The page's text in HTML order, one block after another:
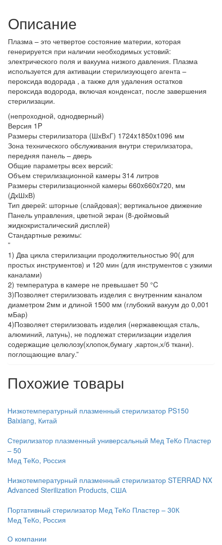
Описание
Плазма – это четвертое состояние материи, которая
генерируется при наличии необходимых устовий:
электрического поля и вакуума низкого давления. Плазма
используется для активации стерилизующего агента –
пероксида водорада , а также для удаления остатков
пероксида водорода, включая конденсат, после завершения
стерилизации.
(непроходной, однодверный)
Версия 1P
Размеры стерилизатора (ШхВхГ) 1724x1850x1096 мм
Зона технического обслуживания внутри стерилизатора,
передняя панель – дверь
Общие параметры всех версий:
Объем стерилизационной камеры 314 литров
Размеры стерилизационной камеры 660x660x720, мм
(ДхШхВ)
Тип дверей: шторные (слайдовая); вертикальное движение
Панель управления, цветной экран (8-дюймовый
жидкокристалический дисплей)
Стандартные режимы:
”
1) Два цикла стерилизации продолжительностью 90( для
простых инструментов) и 120 мин (для инструментов с узкими
каналами)
2) температура в камере не превышает 50 °C
3)Позволяет стерилизовать изделия с внутренним каналом
диаметром 2мм и длиной 1500 мм (глубокий вакуум до 0,001
мБар)
4)Позволяет стерилизовать изделия (нержавеющая сталь,
алюминий, латунь), не подлежат стерилизации изделия
содержащие целюлозу(хлопок,бумагу ,картон,х/б ткани).
поглощающие влагу.”
Похожие товары
Низкотемпературный плазменный стерилизатор PS150
Baixiang, Китай
Стерилизатор плазменный универсальный Мед ТеКо Пластер
– 50
Мед ТеКо, Россия
Низкотемпературный плазменный стерилизатор STERRAD NX
Advanced Sterilization Products, США
Портативный стерилизатор Мед ТеКо Пластер – 30К
Мед ТеКо, Россия
О компании